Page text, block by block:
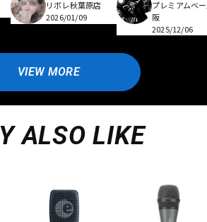
リボレ秋葉原店
2026/01/09
プレミアムベ
阪
2025/12/06
VIEW MORE
ALSO LIKE